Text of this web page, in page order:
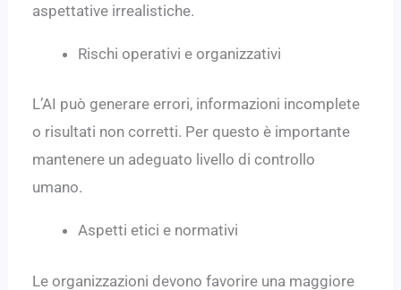
aspettative irrealistiche.
Rischi operativi e organizzativi
L’AI può generare errori, informazioni incomplete
o risultati non corretti. Per questo è importante
mantenere un adeguato livello di controllo
umano.
Aspetti etici e normativi
Le organizzazioni devono favorire una maggiore